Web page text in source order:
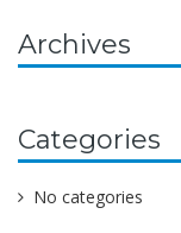
Archives
Categories
No categories